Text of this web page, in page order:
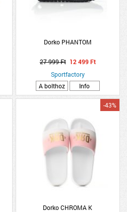
Dorko PHANTOM
27 999 Ft 12 499 Ft
Sportfactory
A bolthoz
Info
Dorko CHROMA K
-43%